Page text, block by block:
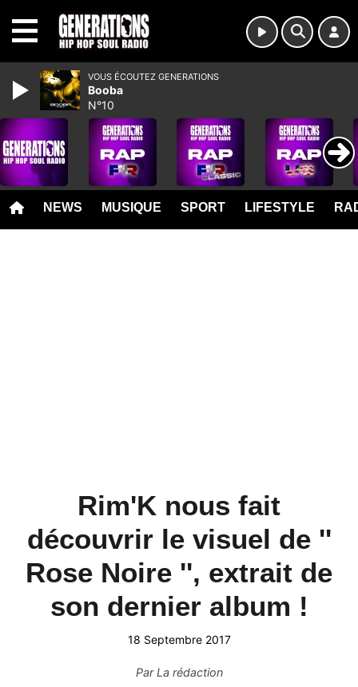
NEWS MUSIQUE SPORT LIFESTYLE
Rim'K nous fait
découvrir le visuel de ''
Rose Noire '', extrait de
son dernier album !
18 Septembre 2017
ParLa rédaction
VOUS ÉCOUTEZ GENERATIONS
Booba
N°10